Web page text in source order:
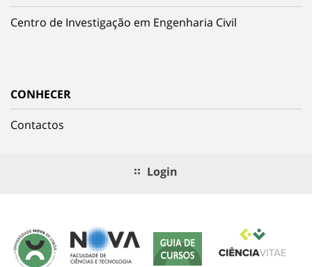
Centro de Investigação em Engenharia Civil
CONHECER
Contactos
Login